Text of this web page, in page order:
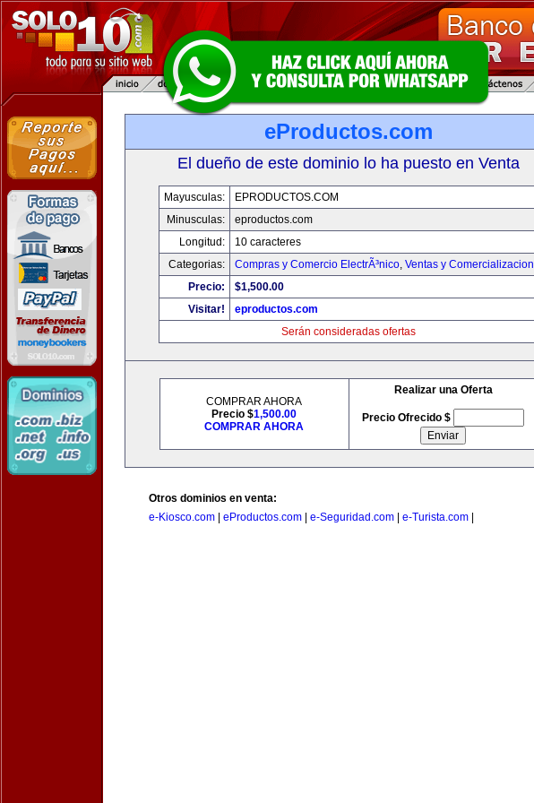
eProductos.com
El dueño de este dominio lo ha puesto en Venta
Mayusculas:
EPRODUCTOS.COM
Minusculas:
eproductos.com
Longitud:
10 caracteres
Categorias:
Compras y Comercio ElectrÃ³nico, Ventas y Comercializacion
Precio:
$1,500.00
Visitar!
eproductos.com
Serán consideradas ofertas
COMPRAR AHORA
Precio $1,500.00
COMPRAR AHORA
Realizar una Oferta
Precio Ofrecido $
Otros dominios en venta:
e-Kiosco.com
eProductos.com e-Seguridad.com e-Turista.com